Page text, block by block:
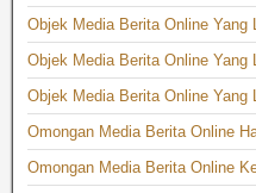
Objek Media Berita Online Yang
Objek Media Berita Online Yang
Objek Media Berita Online Yang
Omongan Media Berita Online
Omongan Media Berita Online